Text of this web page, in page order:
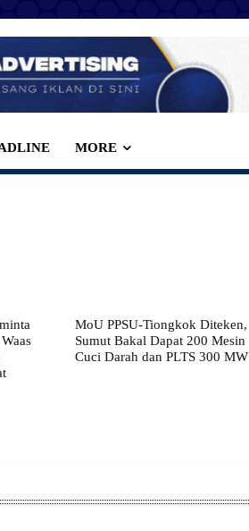
MORE
MoU PPSU-Tiongkok Diteken,
Sumut Bakal Dapat 200 Mesin
Cuci Darah dan PLTS 300 MW